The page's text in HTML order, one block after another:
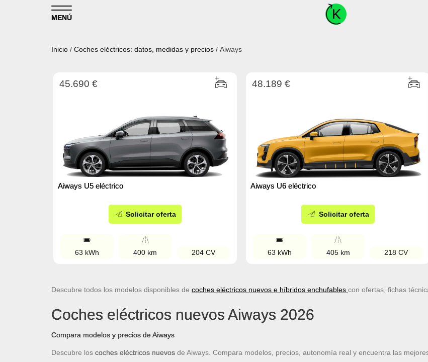
MENÚ
Inicio / Coches eléctricos: datos, medidas y precios / Aiways
45.690 €
Aiways U5 eléctrico
Solicitar oferta
63 kWh 400 km 204 CV
48.189 €
Aiways U6 eléctrico
Solicitar oferta
63 kWh 405 km 218 CV
Descubre todos los modelos disponibles de coches eléctricos nuevos e híbridos enchufables con ofertas, fichas
Coches eléctricos nuevos Aiways 2026
Compara modelos y precios de Aiways
Descubre los coches eléctricos nuevos de Aiways. Compara modelos, precios, autonomía real y encuentra las